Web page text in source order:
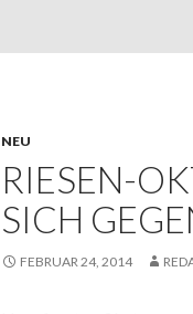
NEU
RIESEN-
SICH
FEBRUAR 24, 2014